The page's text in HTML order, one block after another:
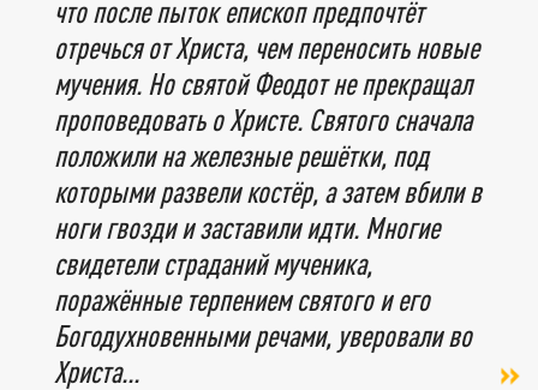
что после пыток епископ предпочтёт
отречься от Христа, чем переносить новые
мучения. Но святой Феодот не прекращал
проповедовать о Христе. Святого сначала
положили на железные решётки, под
которыми развели костёр, а затем вбили в
ноги гвозди и заставили идти. Многие
свидетели страданий мученика,
поражённые терпением святого и его
Богодухновенными речами, уверовали во
Христа...